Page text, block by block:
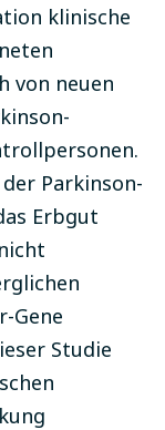
klinische
von neuen
Parkinson-
Erbgut
Gene
Studie